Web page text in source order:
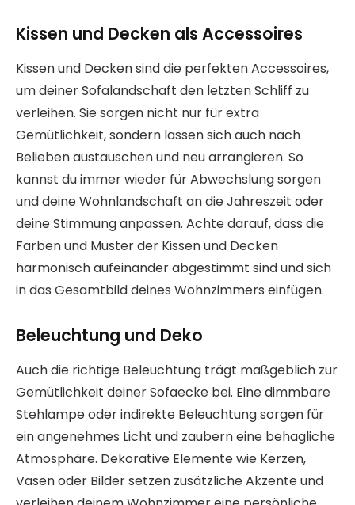
Kissen und Decken als Accessoires
Kissen und Decken sind die perfekten Accessoires,
um deiner Sofalandschaft den letzten Schliff zu
verleihen. Sie sorgen nicht nur für extra
Gemütlichkeit, sondern lassen sich auch nach
Belieben austauschen und neu arrangieren. So
kannst du immer wieder für Abwechslung sorgen
und deine Wohnlandschaft an die Jahreszeit oder
deine Stimmung anpassen. Achte darauf, dass die
Farben und Muster der Kissen und Decken
harmonisch aufeinander abgestimmt sind und sich
in das Gesamtbild deines Wohnzimmers einfügen.
Beleuchtung und Deko
Auch die richtige Beleuchtung trägt maßgeblich zur
Gemütlichkeit deiner Sofaecke bei. Eine dimmbare
Stehlampe oder indirekte Beleuchtung sorgen für
ein angenehmes Licht und zaubern eine behagliche
Atmosphäre. Dekorative Elemente wie Kerzen,
Vasen oder Bilder setzen zusätzliche Akzente und